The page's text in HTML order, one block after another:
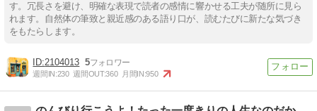
す。冗長さを避け、明確な表現で読者の感情に響かせる工夫が随所に見ら
れます。自然体の筆致と親近感のある語り口が、読むたびに新たな気づき
をもたらします。
2104013 5
週間IN:230 週間OUT:360 月間IN:950